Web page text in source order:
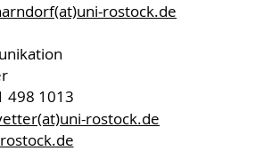
rostock.de
498 1013
rostock.de